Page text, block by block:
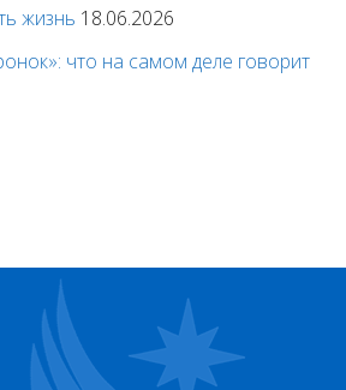
жизнь 18.06.2026
что на самом деле говорит